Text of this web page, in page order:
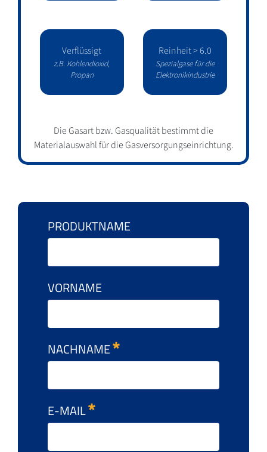
Verflüssigt
z.B. Kohlendioxid,
Propan
Reinheit > 6.0
Spezialgase für die
Elektronikindustrie
Die Gasart bzw. Gasqualität bestimmt die
Materialauswahl für die Gasversorgungseinrichtung.
PRODUKTNAME
VORNAME
NACHNAME
E-MAIL